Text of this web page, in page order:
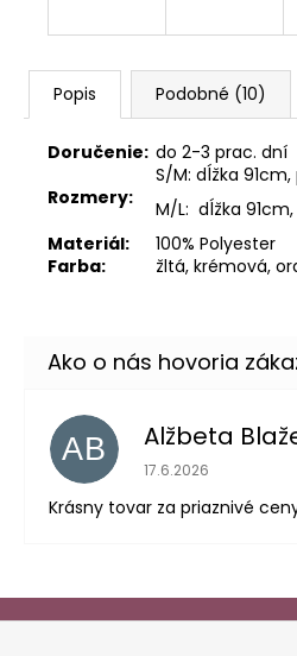
Popis Podobné (10)
Doručenie: do 2-3 prac. dní
Rozmery:
S/M: dĺžka
M/L: dĺžka
Materiál:
100% Polyester
Farba:
žltá, krémová,
AB Alžbeta
Hodnotenie
17.6.2026
Krásny tovar za priaznivé
Z